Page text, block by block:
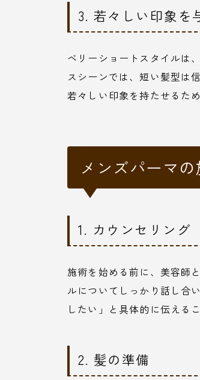
3. 若々しい印象を
ベリーショートスタイルは
スシーンでは、短い髪型は
若々しい印象を持たせるた
メンズパーマ
1. カウンセリング
施術を始める前に、美容師
ルについてしっかり話し合
したい」と具体的に伝える
2. 髪の準備